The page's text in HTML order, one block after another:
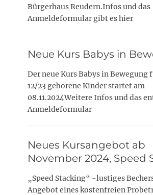
Bürgerhaus Reudern.Infos und das
Anmeldeformular gibt es hier
Neue Kurs Babys in
Der neue Kurs Babys in Bewegung
12/23 geborene Kinder startet am
08.11.2024Weitere Infos und das
Anmeldeformular
Neues Kursangebot ab
November 2024, Speed
„Speed Stacking“ -lustiges
Angebot eines kostenfreien